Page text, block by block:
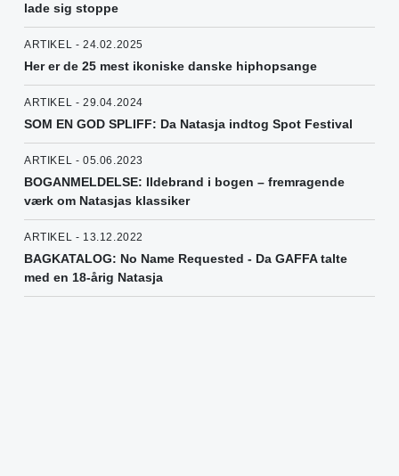
lade sig stoppe
ARTIKEL - 24.02.2025
Her er de 25 mest ikoniske danske hiphopsange
ARTIKEL - 29.04.2024
SOM EN GOD SPLIFF: Da Natasja indtog Spot Festival
ARTIKEL - 05.06.2023
BOGANMELDELSE: Ildebrand i bogen – fremragende
værk om Natasjas klassiker
ARTIKEL - 13.12.2022
BAGKATALOG: No Name Requested - Da GAFFA talte
med en 18-årig Natasja